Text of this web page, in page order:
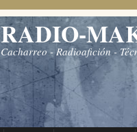
RADIO-
Cacharreo - Radioafición -